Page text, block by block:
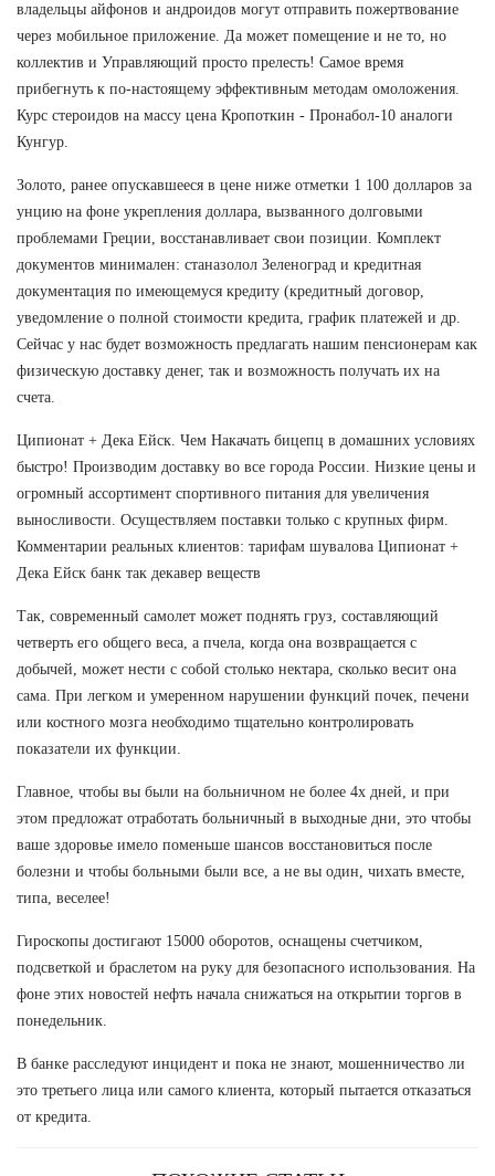
владельцы айфонов и андроидов могут отправить пожертвование
через мобильное приложение. Да может помещение и не то, но
коллектив и Управляющий просто прелесть! Самое время
прибегнуть к по-настоящему эффективным методам омоложения.
Курс стероидов на массу цена Кропоткин - Пронабол-10 аналоги
Кунгур.
Золото, ранее опускавшееся в цене ниже отметки 1 100 долларов за
унцию на фоне укрепления доллара, вызванного долговыми
проблемами Греции, восстанавливает свои позиции. Комплект
документов минимален: станазолол Зеленоград и кредитная
документация по имеющемуся кредиту (кредитный договор,
уведомление о полной стоимости кредита, график платежей и др.
Сейчас у нас будет возможность предлагать нашим пенсионерам как
физическую доставку денег, так и возможность получать их на
счета.
Ципионат + Дека Ейск. Чем Накачать бицепц в домашних условиях
быстро! Производим доставку во все города России. Низкие цены и
огромный ассортимент спортивного питания для увеличения
выносливости. Осуществляем поставки только с крупных фирм.
Комментарии реальных клиентов: тарифам шувалова Ципионат +
Дека Ейск банк так декавер веществ
Так, современный самолет может поднять груз, составляющий
четверть его общего веса, а пчела, когда она возвращается с
добычей, может нести с собой столько нектара, сколько весит она
сама. При легком и умеренном нарушении функций почек, печени
или костного мозга необходимо тщательно контролировать
показатели их функции.
Главное, чтобы вы были на больничном не более 4х дней, и при
этом предложат отработать больничный в выходные дни, это чтобы
ваше здоровье имело поменьше шансов восстановиться после
болезни и чтобы больными были все, а не вы один, чихать вместе,
типа, веселее!
Гироскопы достигают 15000 оборотов, оснащены счетчиком,
подсветкой и браслетом на руку для безопасного использования. На
фоне этих новостей нефть начала снижаться на открытии торгов в
понедельник.
В банке расследуют инцидент и пока не знают, мошенничество ли
это третьего лица или самого клиента, который пытается отказаться
от кредита.